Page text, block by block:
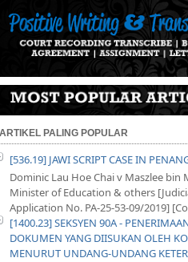
ARTIKEL PALING POPULAR
[536.19] JAWI SCRIPT CASE IN
Dominic Lau Hoe Chai v Maszlee bin
Minister of Education & others
Application No. PA-25-53-09/2019]
[1400.23] SEKSYEN 90A -
DOKUMEN YANG DIISUKAN OLEH
MENURUT UNDANG-UNDANG